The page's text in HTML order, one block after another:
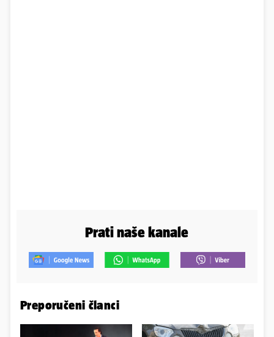
Prati naše kanale
Preporučeni članci